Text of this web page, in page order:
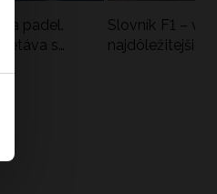
a padel.
s
Slovník F1 –
najdôležitejšie